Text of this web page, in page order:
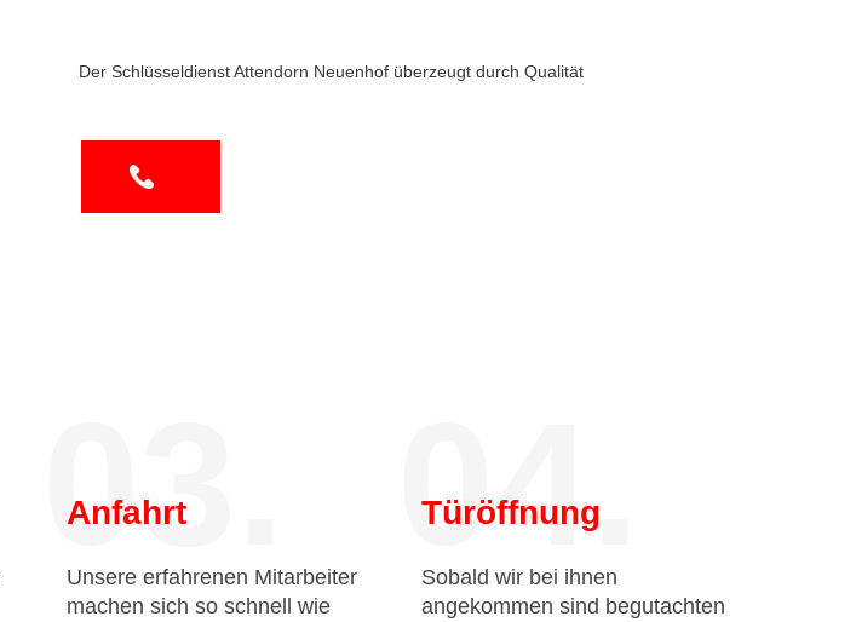
Der Schlüsseldienst Attendorn Neuenhof überzeugt durch Qualität
03.
Anfahrt
Unsere erfahrenen Mitarbeiter
machen sich so schnell wie
04.
Türöffnung
Sobald wir bei ihnen
angekommen sind begutachten